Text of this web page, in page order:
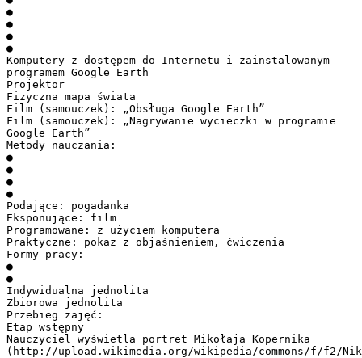
●
●
●
●
Komputery z dostępem do Internetu i zainstalowanym
programem Google Earth
Projektor
Fizyczna mapa świata
Film (samouczek): „Obsługa Google Earth”
Film (samouczek): „Nagrywanie wycieczki w programie
Google Earth”
Metody nauczania:
●
●
●
●
Podające: pogadanka
Eksponujące: film
Programowane: z użyciem komputera
Praktyczne: pokaz z objaśnieniem, ćwiczenia
Formy pracy:
●
●
Indywidualna jednolita
Zbiorowa jednolita
Przebieg zajęć:
Etap wstępny
Nauczyciel wyświetla portret Mikołaja Kopernika
(http://upload.wikimedia.org/wikipedia/commons/f/f2/